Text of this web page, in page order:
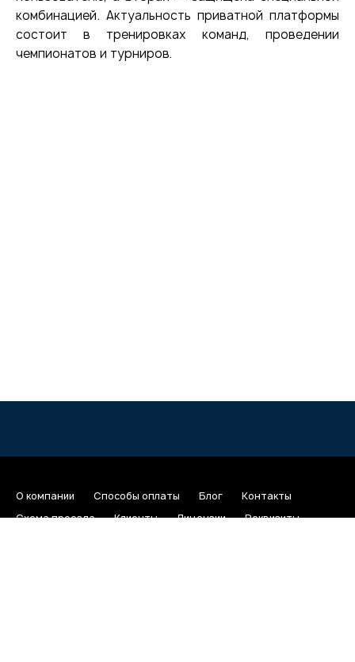
комбинацией. Актуальность приватной платформы
состоит в тренировках команд, проведении
чемпионатов и турниров.
О компании Способы оплаты Блог
Контакты
Схема проезда
Клиенты Лицензии Реквизиты